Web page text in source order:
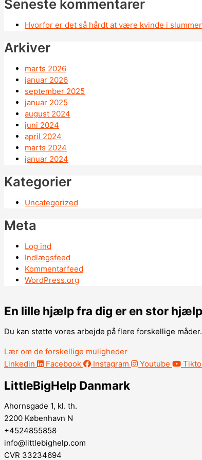
Seneste kommentarer
Hvorfor er det så hårdt at være kvinde i
Arkiver
marts 2026
januar 2026
september 2025
januar 2025
august 2024
juni 2024
april 2024
marts 2024
januar 2024
Kategorier
Uncategorized
Meta
Log ind
Indlægsfeed
Kommentarfeed
WordPress.org
En lille hjælp fra dig er en stor
Du kan støtte vores arbejde på flere forskellige
Lær om de forskellige muligheder
Linkedin
Facebook Instagram Youtube
LittleBigHelp Danmark
Ahornsgade 1, kl. th.
2200 København N
+4524855858
info@littlebighelp.com
CVR 33234694